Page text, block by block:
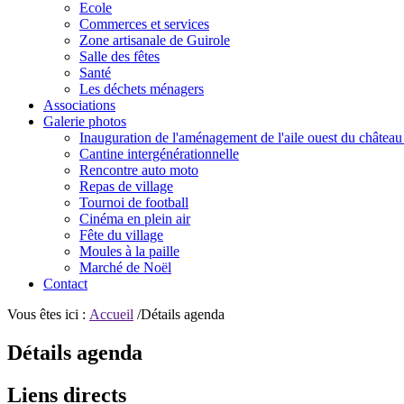
Ecole
Commerces et services
Zone artisanale de Guirole
Salle des fêtes
Santé
Les déchets ménagers
Associations
Galerie photos
Inauguration de l'aménagement de l'aile ouest du
Cantine intergénérationnelle
Rencontre auto moto
Repas de village
Tournoi de football
Cinéma en plein air
Fête du village
Moules à la paille
Marché de Noël
Contact
Vous êtes ici : Accueil /Détails agenda
Détails agenda
Liens directs